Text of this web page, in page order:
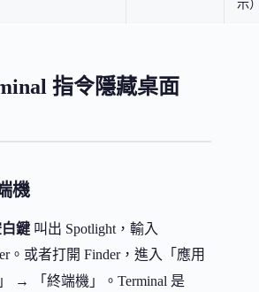
示
指令隱藏桌面
機
鍵 叫出 Spotlight，輸入
。或者打開 Finder，進入「應用
→ 「終端機」。Terminal 是